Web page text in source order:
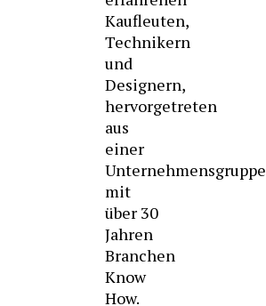
Kaufleuten,
Technikern
und
Designern,
hervorgetreten
aus
einer
Unternehmensgruppe
mit
über 30
Jahren
Branchen
Know
How.